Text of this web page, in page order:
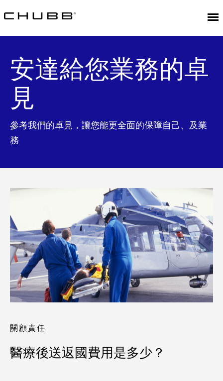
安達給您業務的卓
見
參考我們的卓見，讓您能更全面的保障自己、及業
務
關顧責任
醫療後送返國費用是多少？